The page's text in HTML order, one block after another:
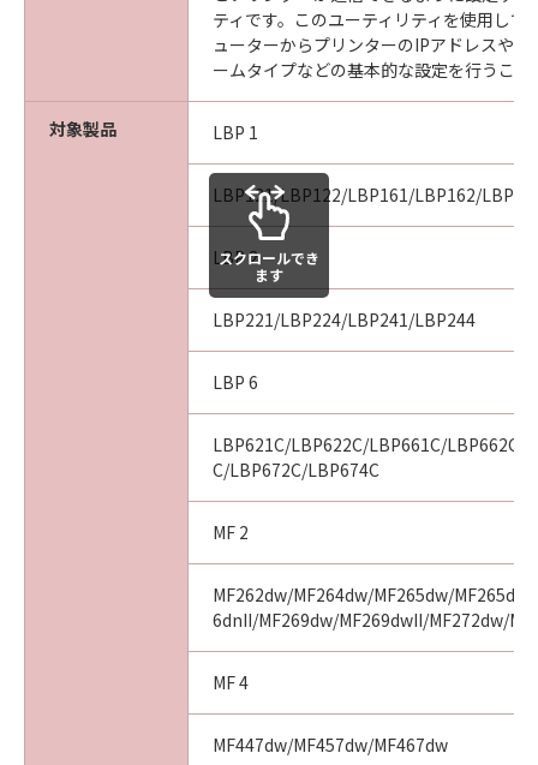
ティです。このユーティリティを使用して
ューターからプリンターのIPアドレスや
ームタイプなどの基本的な設定を行うこと
対象製品 LBP 1
LBP121/LBP122/LBP161/LBP162/
LBP 2
LBP221/LBP224/LBP241/LBP244
LBP 6
LBP621C/LBP622C/LBP661C/LBP662C/
C/LBP672C/LBP674C
MF 2
MF262dw/MF264dw/MF265dw/
6dnII/MF269dw/MF269dwII/MF272dw/
MF 4
MF447dw/MF457dw/MF467dw
スクロールでき
ます